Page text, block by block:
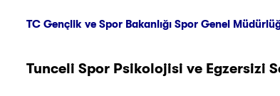
TC Gençlik ve Spor Bakanlığı Spor Genel
Tunceli Spor Psikolojisi ve Egzersizi